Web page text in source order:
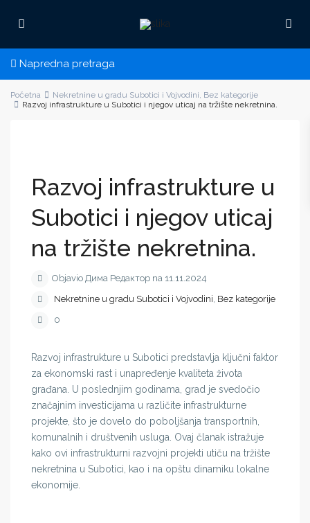
Napredna pretraga
Početna Nekretnine u gradu Subotici i Vojvodini, Bez kategorije
Razvoj infrastrukture u Subotici i njegov uticaj na tržište nekretnina.
Razvoj infrastrukture u
Subotici i njegov uticaj
na tržište nekretnina.
Objavio Дима Редактор na 11.11.2024
Nekretnine u gradu Subotici i Vojvodini, Bez kategorije
0
Razvoj infrastrukture u Subotici predstavlja ključni faktor
za ekonomski rast i unapređenje kvaliteta života
građana. U poslednjim godinama, grad je svedočio
značajnim investicijama u različite infrastrukturne
projekte, što je dovelo do poboljšanja transportnih,
komunalnih i društvenih usluga. Ovaj članak istražuje
kako ovi infrastrukturni razvojni projekti utiču na tržište
nekretnina u Subotici, kao i na opštu dinamiku lokalne
ekonomije.